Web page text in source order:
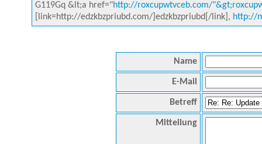
G119Gq &lt;a href="http://roxcupwtvceb.com/
[link=http://edzkbzpriubd.com/]edzkbzpriubd[/link], http://
Name
E-Mail
Betreff
Mitteilung